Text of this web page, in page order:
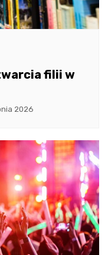
filii w
2026